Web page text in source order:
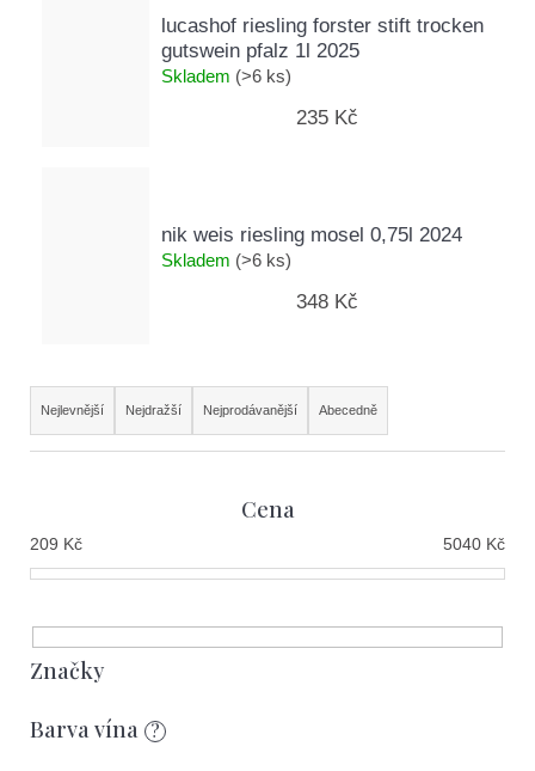
lucashof riesling forster stift trocken
gutswein pfalz 1l 2025
Skladem (>6 ks)
235 Kč
nik weis riesling mosel 0,75l 2024
Skladem (>6 ks)
348 Kč
Ř
a
n
p
r
o
Nejlevnější Nejdražší Nejprodávanější Abecedně
Cena
209 Kč 5040 Kč
Značky
Barva vína ?